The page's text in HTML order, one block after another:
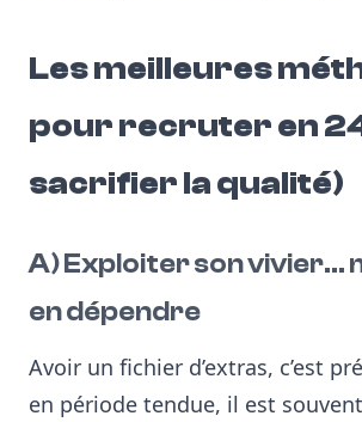
Les meilleures
pour recruter en
sacrifier la qualité)
A) Exploiter son vivier…
en dépendre
Avoir un fichier d’extras, c’est
en période tendue, il est